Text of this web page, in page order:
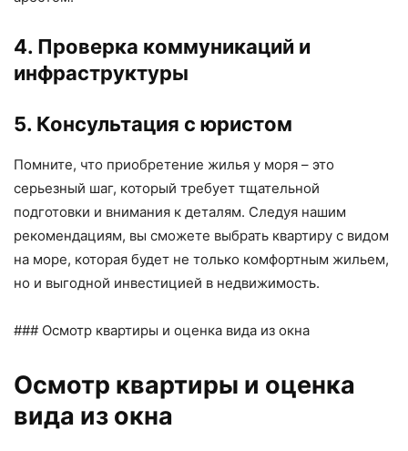
4. Проверка коммуникаций и
инфраструктуры
5. Консультация с юристом
Помните, что приобретение жилья у моря – это
серьезный шаг, который требует тщательной
подготовки и внимания к деталям. Следуя нашим
рекомендациям, вы сможете выбрать квартиру с видом
на море, которая будет не только комфортным жильем,
но и выгодной инвестицией в недвижимость.
### Осмотр квартиры и оценка вида из окна
Осмотр квартиры и оценка
вида из окна